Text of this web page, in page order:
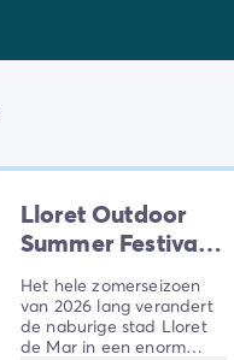
Lloret Outdoor
Summer Festival
2026
Het hele zomerseizoen
van 2026 lang verandert
de naburige stad Lloret
de Mar in een enorm